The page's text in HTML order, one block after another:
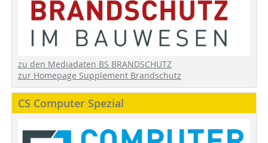
zu den Mediadaten BS BRANDSCHUTZ
zur Homepage Supplement Brandschutz
CS Computer Spezial